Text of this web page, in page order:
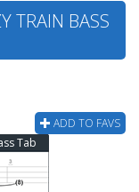
TRAIN BASS
ADD TO FAVS
Tab